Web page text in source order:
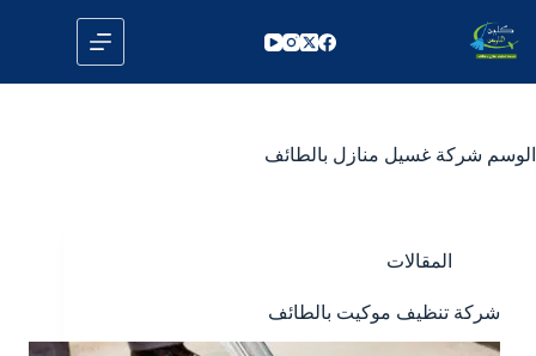
إلى
المحتوى
الوسم شركة غسيل منازل بالطائف
المقالات
شركة تنظيف موكيت بالطائف